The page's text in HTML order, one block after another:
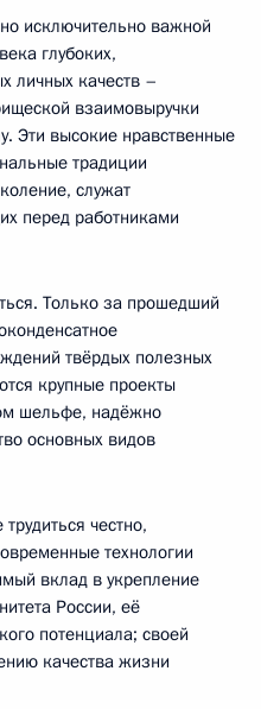
исключительно важной
глубоких,
личных качеств –
взаимовыручки
Эти высокие нравственные
традиции
служат
перед работниками
Только за прошедший
твёрдых полезных
крупные проекты
шельфе, надёжно
основных видов
честно,
технологии
вклад в укрепление
России, её
потенциала; своей
качества жизни